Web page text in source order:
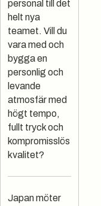
personal till det
helt nya
teamet. Vill du
vara med och
bygga en
personlig och
levande
atmosfär med
högt tempo,
fullt tryck och
kompromisslös
kvalitet?
Japan möter